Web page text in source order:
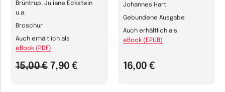
Brüntrup, Juliane Eckstein
u.a.
Broschur
15,00 € 7,90 €
Auch erhältlich als
eBook (PDF)
Johannes Hartl
Gebundene Ausgabe
16,00 €
Auch erhältlich als
eBook (EPUB)